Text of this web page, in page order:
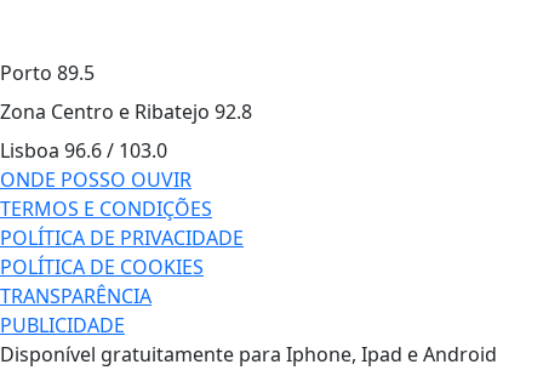
Porto 89.5
Zona Centro e Ribatejo 92.8
Lisboa 96.6 / 103.0
ONDE POSSO OUVIR
TERMOS E CONDIÇÕES
POLÍTICA DE PRIVACIDADE
POLÍTICA DE COOKIES
TRANSPARÊNCIA
PUBLICIDADE
Disponível gratuitamente para Iphone, Ipad e Android